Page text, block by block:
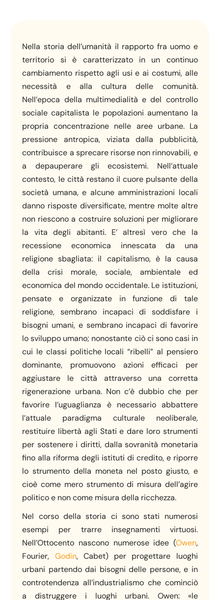
Nella storia dell’umanità il rapporto fra uomo e
territorio si è caratterizzato in un continuo
cambiamento rispetto agli usi e ai costumi, alle
necessità e alla cultura delle comunità.
Nell’epoca della multimedialità e del controllo
sociale capitalista le popolazioni aumentano la
propria concentrazione nelle aree urbane. La
pressione antropica, viziata dalla pubblicità,
contribuisce a sprecare risorse non rinnovabili, e
a depauperare gli ecosistemi. Nell’attuale
contesto, le città restano il cuore pulsante della
società umana, e alcune amministrazioni locali
danno risposte diversificate, mentre molte altre
non riescono a costruire soluzioni per migliorare
la vita degli abitanti. E’ altresì vero che la
recessione economica innescata da una
religione sbagliata: il capitalismo, è la causa
della crisi morale, sociale, ambientale ed
economica del mondo occidentale. Le istituzioni,
pensate e organizzate in funzione di tale
religione, sembrano incapaci di soddisfare i
bisogni umani, e sembrano incapaci di favorire
lo sviluppo umano; nonostante ciò ci sono casi in
cui le classi politiche locali “ribelli” al pensiero
dominante, promuovono azioni efficaci per
aggiustare le città attraverso una corretta
rigenerazione urbana. Non c’è dubbio che per
favorire l’uguaglianza è necessario abbattere
l’attuale paradigma culturale neoliberale,
restituire libertà agli Stati e dare loro strumenti
per sostenere i diritti, dalla sovranità monetaria
fino alla riforma degli istituti di credito, e riporre
lo strumento della moneta nel posto giusto, e
cioè come mero strumento di misura dell’agire
politico e non come misura della ricchezza.
Nel corso della storia ci sono stati numerosi
esempi per trarre insegnamenti virtuosi.
Nell’Ottocento nascono numerose idee (Owen,
Fourier, Godin, Cabet) per progettare luoghi
urbani partendo dai bisogni delle persone, e in
controtendenza all’industrialismo che cominciò
a distruggere i luoghi urbani. Owen: «le